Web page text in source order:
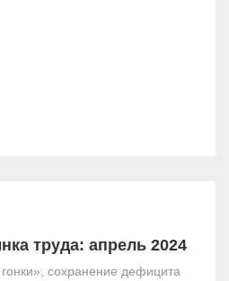
труда: апрель 2024
сохранение дефицита